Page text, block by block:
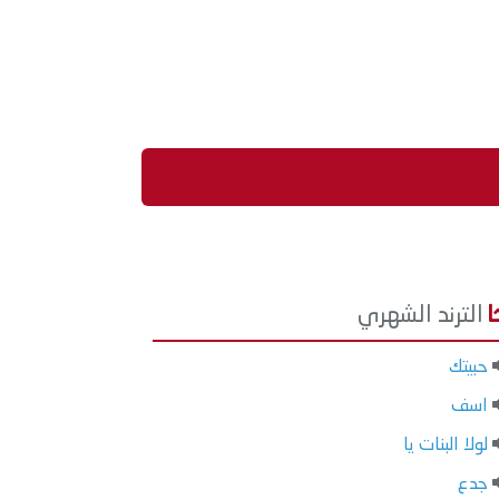
الترند الشهري
حبيتك
اسف
لولا البنات يا
جدع